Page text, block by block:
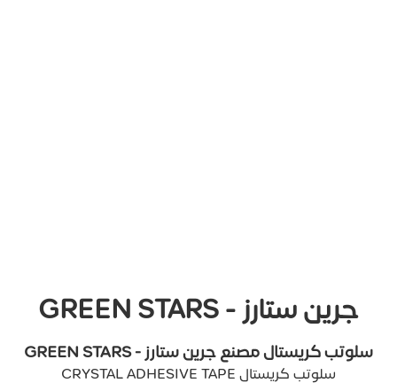
جرين ستارز - GREEN STARS
سلوتب كريستال مصنع جرين ستارز - GREEN STARS
سلوتب كريستال CRYSTAL ADHESIVE TAPE